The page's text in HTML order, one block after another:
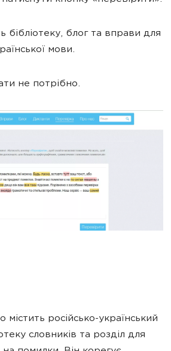
бібліотеку, блог та вправи для
мови.
не потрібно.
містить російсько-український
словників та розділ для